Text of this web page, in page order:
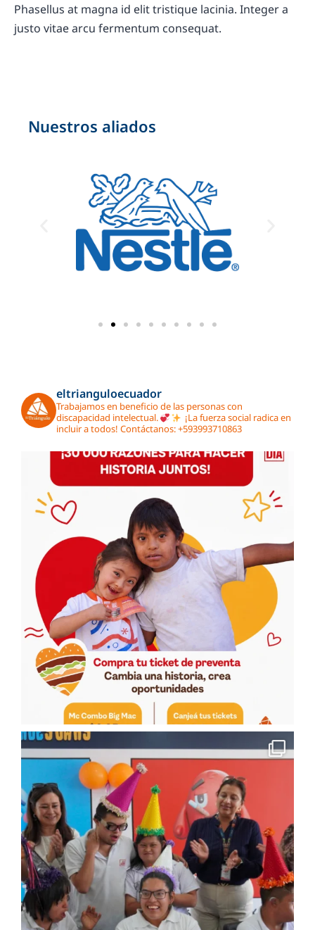
Phasellus at magna id elit tristique lacinia. Integer a
justo vitae arcu fermentum consequat.
Nuestros aliados
eltrianguloecuador
Trabajamos en beneficio de las personas con
discapacidad intelectual.
¡La fuerza social radica en
incluir a todos! Contáctanos: ‭+593993710863‬